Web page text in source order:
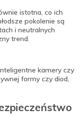
istotna, co ich
pokolenie są
i neutralnych
trend.
kamery czy
formy czy diod,